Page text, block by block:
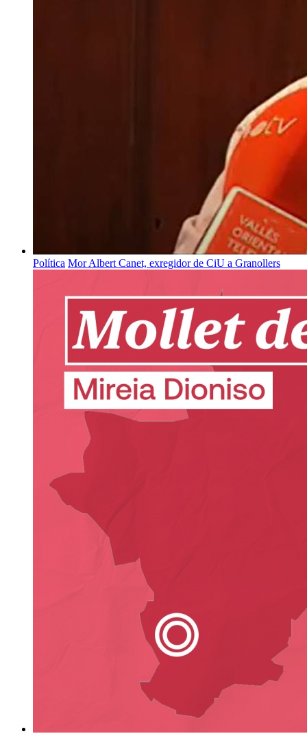
Política Mor Albert Canet, exregidor de CiU a Granollers